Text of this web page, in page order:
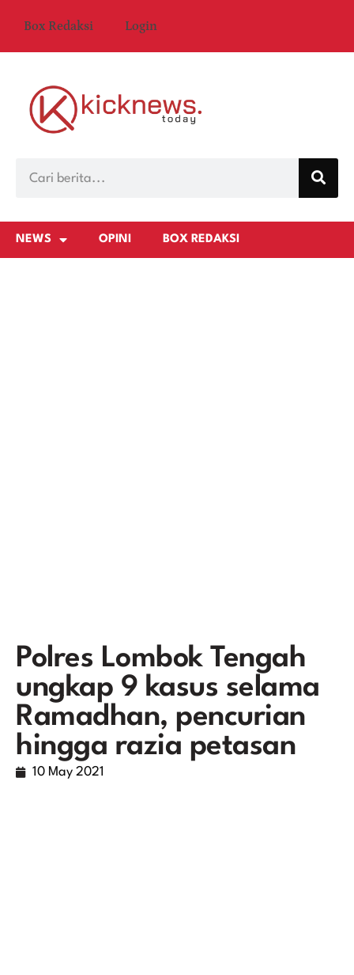
Box Redaksi Login
NEWS OPINI BOX REDAKSI
Polres Lombok Tengah
ungkap 9 kasus selama
Ramadhan, pencurian
hingga razia petasan
10 May 2021